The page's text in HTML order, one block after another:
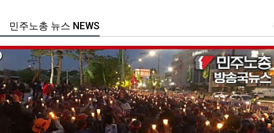
주노총 뉴스 NEWS